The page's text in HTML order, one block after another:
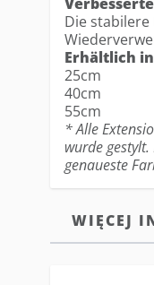
Die
Erhältlich
25cm
40cm
55cm
* Alle
wurde
genaueste
WIĘCEJ